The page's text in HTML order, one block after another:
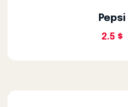
Pepsi
2.5 $